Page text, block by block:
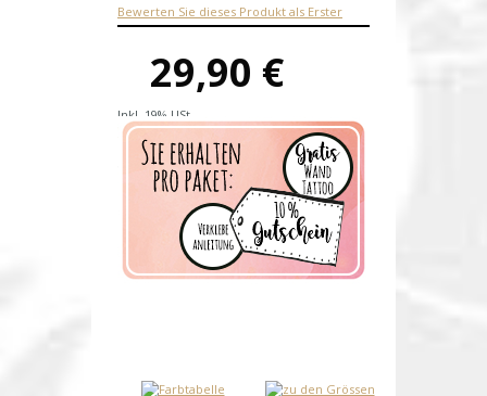
Bewerten Sie dieses Produkt als Erster
29,90 €
Inkl. 19% USt.
Versandkosten
Produktnummer:fm185-E
Verfügbarkeit:Auf Lager
Lieferzeit: 1-2 Werktage